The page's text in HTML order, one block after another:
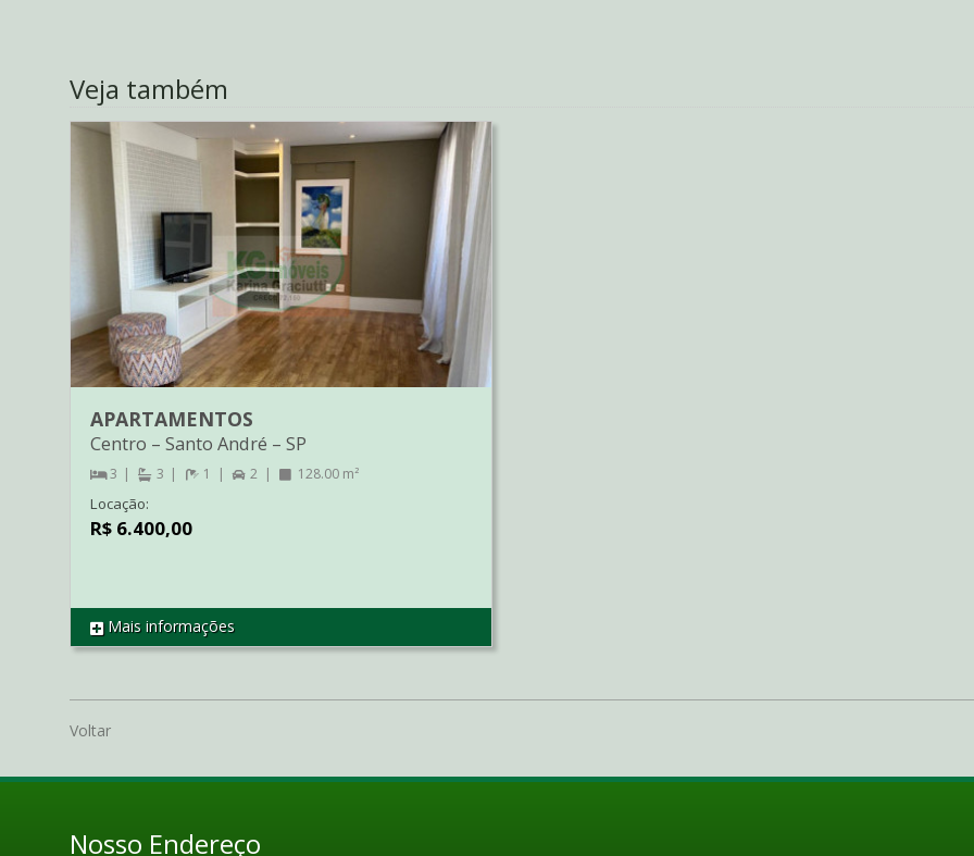
Veja também
REF AP3009
APARTAMENTOS
Centro – Santo André – SP
3 3 1 2 128.00 m²
Locação:
R$ 6.400,00
Mais informações
Voltar
Nosso Endereço